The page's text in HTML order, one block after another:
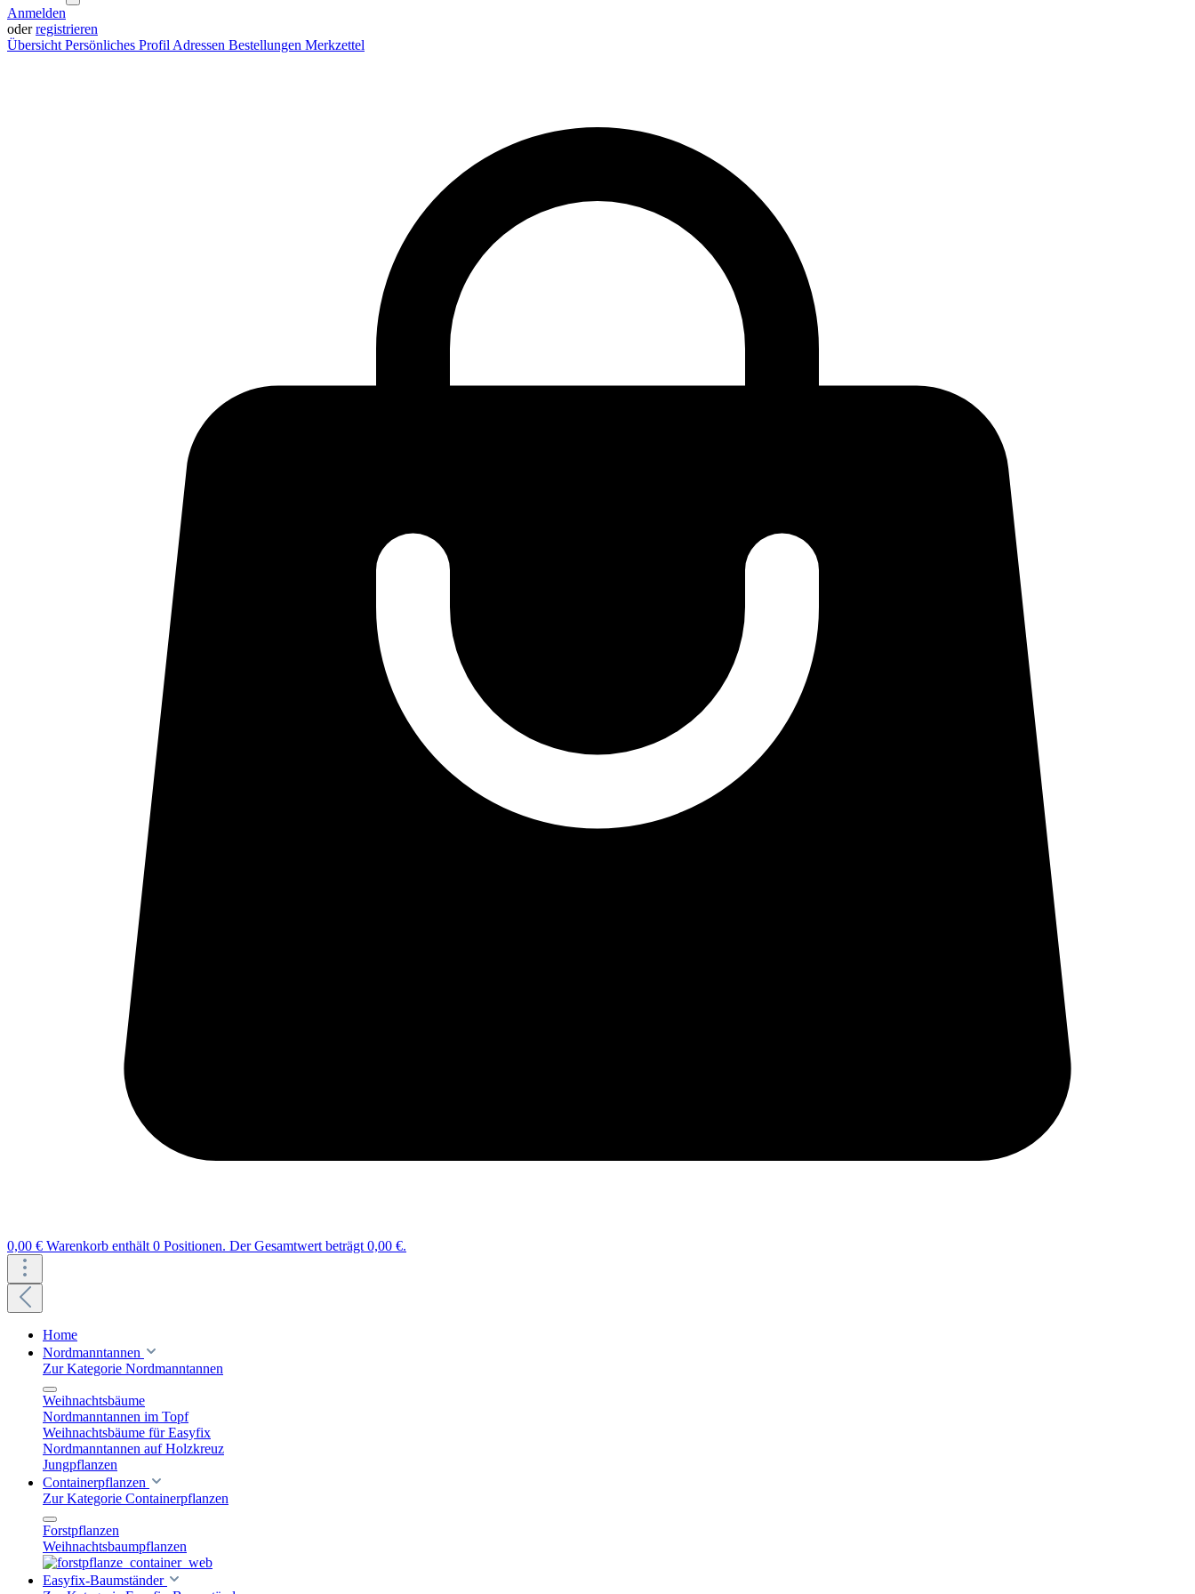
Anmelden
oderregistrieren
Übersicht Persönliches Profil Adressen Bestellungen Merkzettel
0,00 € Warenkorb enthält 0 Positionen. Der Gesamtwert beträgt 0,00 €.
Home
Nordmanntannen
Zur Kategorie Nordmanntannen
Weihnachtsbäume
Nordmanntannen im Topf
Weihnachtsbäume für Easyfix
Nordmanntannen auf Holzkreuz
Jungpflanzen
Containerpflanzen
Zur Kategorie Containerpflanzen
Forstpflanzen
Weihnachtsbaumpflanzen
Easyfix-Baumständer